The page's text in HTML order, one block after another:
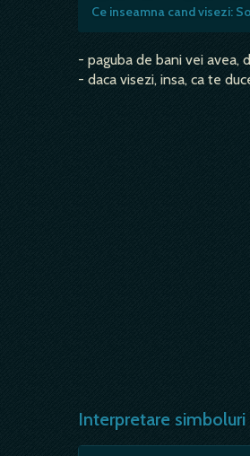
Ce inseamna cand visezi:
- paguba de bani vei avea,
- daca visezi, insa, ca te
Interpretare